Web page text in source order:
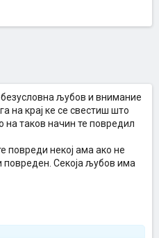
љубов и внимание
на крај ке се свестиш што
на таков начин те повредил
повреди некој ама ако не
Секоја љубов има